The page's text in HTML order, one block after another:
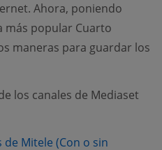
Ahora, poniendo
más popular Cuarto
maneras para guardar los
los canales de Mediaset
Mitele (Con o sin